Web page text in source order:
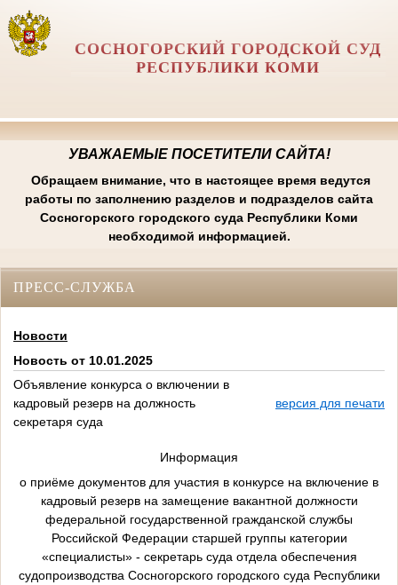
СОСНОГОРСКИЙ ГОРОДСКОЙ СУД
РЕСПУБЛИКИ КОМИ
УВАЖАЕМЫЕ ПОСЕТИТЕЛИ САЙТА!
Обращаем внимание, что в настоящее время ведутся
работы по заполнению разделов и подразделов сайта
Сосногорского городского суда Республики Коми
необходимой информацией.
ПРЕСС-СЛУЖБА
Новости
Новость от 10.01.2025
Объявление конкурса о включении в
кадровый резерв на должность
секретаря суда
версия для печати
Информация
о приёме документов для участия в конкурсе на включение в
кадровый резерв на замещение вакантной должности
федеральной государственной гражданской службы
Российской Федерации старшей группы категории
«специалисты» - секретарь суда отдела обеспечения
судопроизводства Сосногорского городского суда Республики